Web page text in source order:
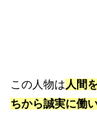
この人物は 人間
ちから誠実に働